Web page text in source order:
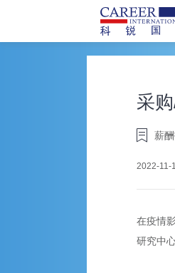
采
薪
2022-11-
在疫情
研究中